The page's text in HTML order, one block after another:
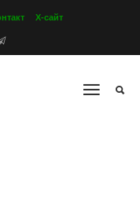
Х-сайт